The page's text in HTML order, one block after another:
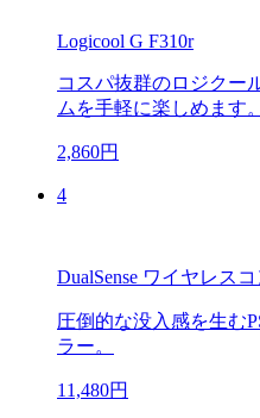
Logicool G F310r
コスパ抜群のロジクー
ムを手軽に楽しめます。
2,860円
4
DualSense ワイヤレス
圧倒的な没入感を生む
ラー。
11,480円